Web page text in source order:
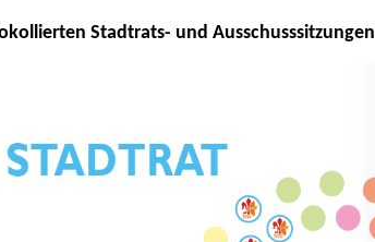
Stadtrats- und Ausschusssitzungen